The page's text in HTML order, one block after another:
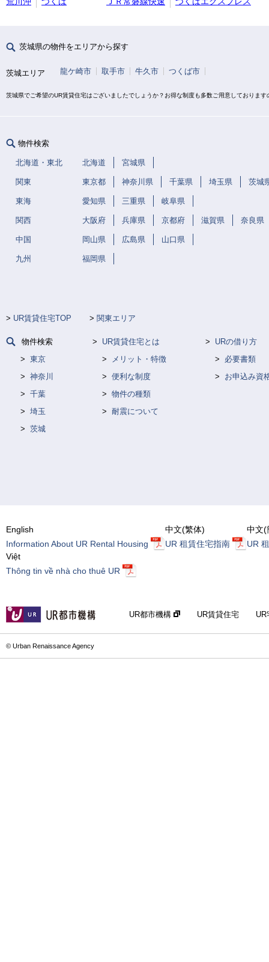
茨城県の物件をエリアから探す
茨城エリア 龍ケ崎市 取手市 牛久市 つくば市
茨城県でご希望のUR賃貸住宅はございましたでしょうか？お得な制度も多数ご用意しておりま
物件検索
北海道・東北 北海道 宮城県
関東 東京都 神奈川県 千葉県 埼玉県 茨城
東海 愛知県 三重県 岐阜県
関西 大阪府 兵庫県 京都府 滋賀県 奈良県
中国 岡山県 広島県 山口県
九州 福岡県
UR賃貸住宅TOP 関東エリア
物件検索
東京
神奈川
千葉
埼玉
茨城
UR賃貸住宅とは
メリット・特徴
便利な制度
物件の種類
耐震について
URの借り方
必要書類
お申込み資
English
Information About UR Rental Housing
中文(繁体)
UR 租賃住宅指南
中文(
UR
Việt
Thông tin về nhà cho thuê UR
UR都市機構 UR賃貸住宅
© Urban Renaissance Agency